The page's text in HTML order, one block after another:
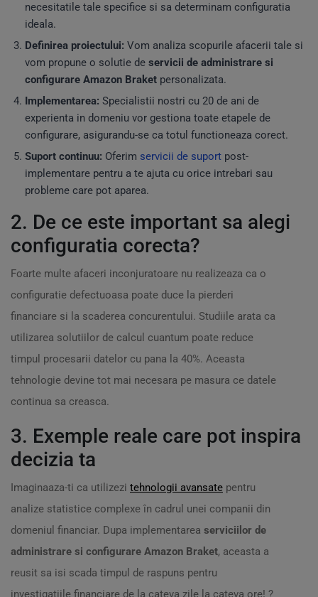
necesitatile tale specifice si sa determinam configuratia
ideala.
Definirea proiectului: Vom analiza scopurile afacerii tale si
vom propune o solutie de servicii de administrare si
configurare Amazon Braket personalizata.
Implementarea: Specialistii nostri cu 20 de ani de
experienta in domeniu vor gestiona toate etapele de
configurare, asigurandu-se ca totul functioneaza corect.
Suport continuu: Oferim servicii de suport post-
implementare pentru a te ajuta cu orice intrebari sau
probleme care pot aparea.
2. De ce este important sa alegi
configuratia corecta?
Foarte multe afaceri inconjuratoare nu realizeaza ca o
configuratie defectuoasa poate duce la pierderi
financiare si la scaderea concurentului. Studiile arata ca
utilizarea solutiilor de calcul cuantum poate reduce
timpul procesarii datelor cu pana la 40%. Aceasta
tehnologie devine tot mai necesara pe masura ce datele
continua sa creasca.
3. Exemple reale care pot inspira
decizia ta
Imaginaaza-ti ca utilizezi tehnologii avansate pentru
analize statistice complexe în cadrul unei companii din
domeniul financiar. Dupa implementarea serviciilor de
administrare si configurare Amazon Braket, aceasta a
reusit sa isi scada timpul de raspuns pentru
investigatiile financiare de la cateva zile la cateva ore! ?